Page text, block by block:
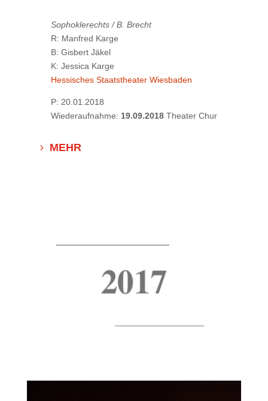
Sophoklerechts / B. Brecht
R: Manfred Karge
B: Gisbert Jäkel
K: Jessica Karge
Hessisches Staatstheater Wiesbaden
P: 20.01.2018
Wiederaufnahme: 19.09.2018Theater Chur
MEHR
2017